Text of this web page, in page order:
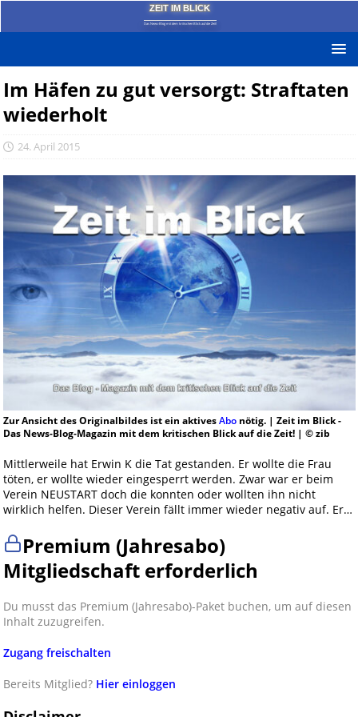
ZEIT IM BLICK
Das News-Blog mit dem kritischen Blick auf die Zeit!
Im Häfen zu gut versorgt: Straftaten
wiederholt
24. April 2015
Zur Ansicht des Originalbildes ist ein aktivesAbonötig. | Zeit im Blick -
Das News-Blog-Magazin mit dem kritischen Blick auf die Zeit! | © zib
Mittlerweile hat Erwin K die Tat gestanden. Er wollte die Frau
töten, er wollte wieder eingesperrt werden. Zwar war er beim
Verein NEUSTART doch die konnten oder wollten ihn nicht
wirklich helfen. Dieser Verein fällt immer wieder negativ auf. Er…
Premium (Jahresabo)
Mitgliedschaft erforderlich
Du musst das Premium (Jahresabo)-Paket buchen, um auf diesen
Inhalt zuzugreifen.
Zugang freischalten
Bereits Mitglied? Hier einloggen